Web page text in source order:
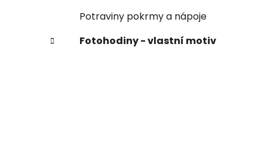
Potraviny pokrmy a nápoje
Fotohodiny - vlastní motiv